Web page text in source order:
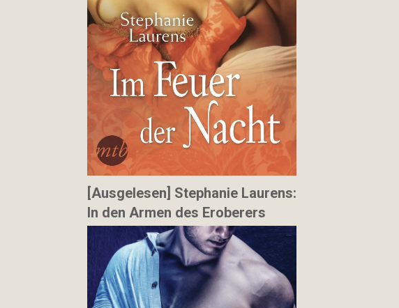
[Ausgelesen] Stephanie Laurens:
In den Armen des Eroberers